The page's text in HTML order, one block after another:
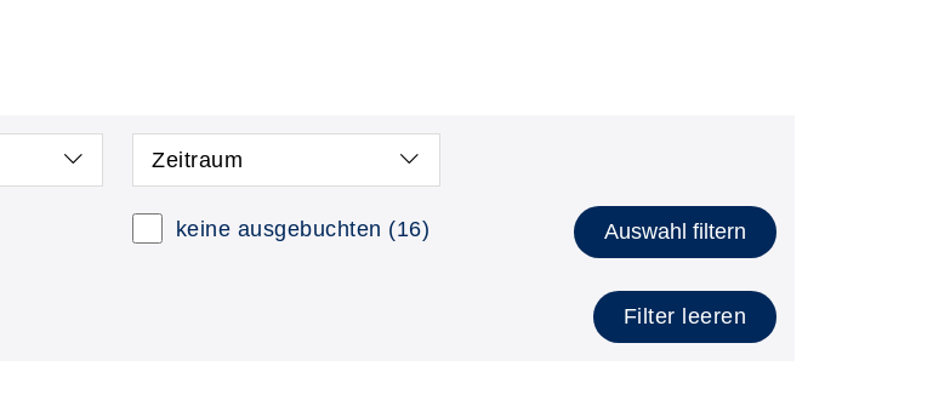
Zeitraum
keine ausgebuchten (16) Auswahl filtern
Filter leeren